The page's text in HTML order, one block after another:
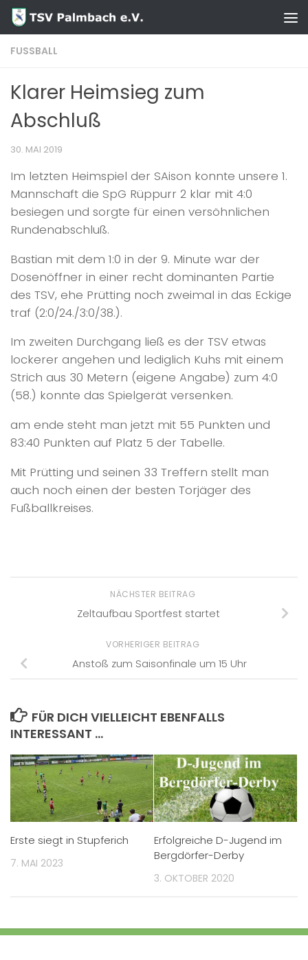
Zum Inhalt springen
FUSSBALL
Klarer Heimsieg zum
Abschluß
30. MAI 2019
Im letzten Heimspiel der SAison konnte unsere 1.
Mannschaft die SpG Rüppurr 2 klar mit 4:0
besiegen und sorgte für einen versöhnlichen
Rundenabschluß.
Bastian mit dem 1:0 in der 9. Minute war der
Dosenöffner in einer recht dominanten Partie
des TSV, ehe Prütting noch zweimal in das Eckige
traf (2:0/24./3:0/38.).
Im zweiten Durchgang ließ es der TSV etwas
lockerer angehen und lediglich Kuhs mit einem
Strich aus 30 Metern (eigene Angabe) zum 4:0
(58.) konnte das Spielgerät versenken.
am ende steht man jetzt mit 55 Punkten und
83:40 Punkten auf Platz 5 der Tabelle.
Mit Prütting und seinen 33 Treffern stellt man
auch noch einen der besten Torjäger des
Fußballkreises.
NÄCHSTER BEITRAG
Zeltaufbau Sportfest startet
VORHERIGER BEITRAG
Anstoß zum Saisonfinale um 15 Uhr
FÜR DICH VIELLEICHT EBENFALLS
INTERESSANT …
Erste siegt in Stupferich
7. MAI 2023
Erfolgreiche D-Jugend im
Bergdörfer-Derby
3. OKTOBER 2020